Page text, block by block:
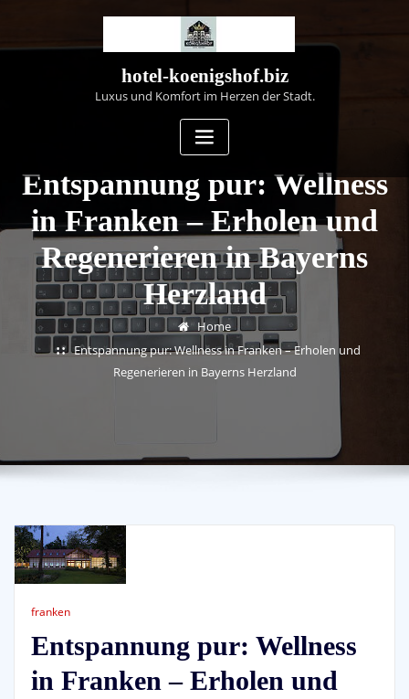
content
hotel-koenigshof.biz
Luxus und Komfort im Herzen der Stadt.
Entspannung pur: Wellness
in Franken – Erholen und
Regenerieren in Bayerns
Herzland
Home
Entspannung pur: Wellness in Franken – Erholen und
Regenerieren in Bayerns Herzland
franken
Entspannung pur: Wellness
in Franken – Erholen und